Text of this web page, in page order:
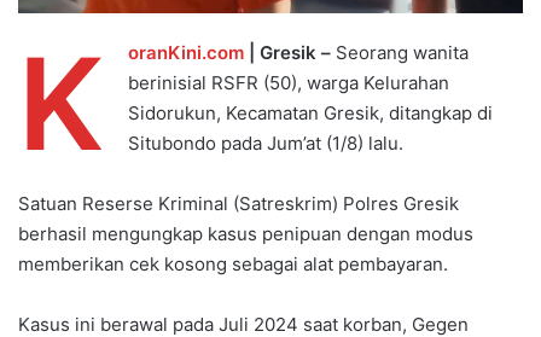
K oranKini.com | Gresik – Seorang wanita
berinisial RSFR (50), warga Kelurahan
Sidorukun, Kecamatan Gresik, ditangkap di
Situbondo pada Jum’at (1/8) lalu.
Satuan Reserse Kriminal (Satreskrim) Polres Gresik
berhasil mengungkap kasus penipuan dengan modus
memberikan cek kosong sebagai alat pembayaran.
Kasus ini berawal pada Juli 2024 saat korban, Gegen